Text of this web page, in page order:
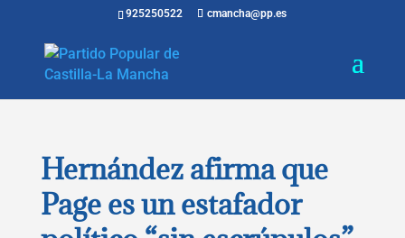
925250522 cmancha@pp.es
Hernández afirma que
Page es un estafador